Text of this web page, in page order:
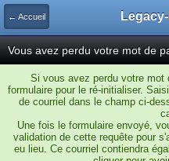
← Accueil
Vous avez perdu votre mot de
Si vous avez perdu votre
formulaire pour le ré-initialiser.
de courriel dans le champ ci-
Une fois le formulaire envoyé,
validation de cette requête pour
eu lieu. Ce courriel contiendra